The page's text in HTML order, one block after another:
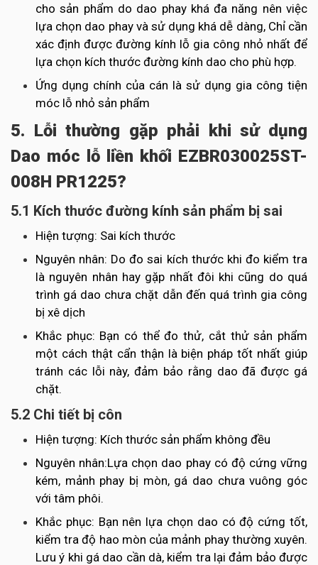
cho sản phẩm do dao phay khá đa năng nên việc
lựa chọn dao phay và sử dụng khá dễ dàng, Chỉ cần
xác định được đường kính lỗ gia công nhỏ nhất để
lựa chọn kích thước đường kính dao cho phù hợp.
Ứng dụng chính của cán là sử dụng gia công tiện
móc lỗ nhỏ sản phẩm
5. Lỗi thường gặp phải khi sử dụng
Dao móc lỗ liền khối EZBR030025ST-
008H PR1225?
5.1 Kích thước đường kính sản phẩm bị sai
Hiện tượng: Sai kích thước
Nguyên nhân: Do đo sai kích thước khi đo kiểm tra
là nguyên nhân hay gặp nhất đôi khi cũng do quá
trình gá dao chưa chặt dẫn đến quá trình gia công
bị xê dịch
Khắc phục: Bạn có thể đo thử, cắt thử sản phẩm
một cách thật cẩn thận là biện pháp tốt nhất giúp
tránh các lỗi này, đảm bảo rằng dao đã được gá
chặt.
5.2 Chi tiết bị côn
Hiện tượng: Kích thước sản phẩm không đều
Nguyên nhân:Lựa chọn dao phay có độ cứng vững
kém, mảnh phay bị mòn, gá dao chưa vuông góc
với tâm phôi.
Khắc phục: Bạn nên lựa chọn dao có độ cứng tốt,
kiểm tra độ hao mòn của mảnh phay thường xuyên.
Lưu ý khi gá dao cần dà, kiểm tra lại đảm bảo được